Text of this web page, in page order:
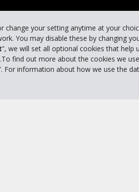
change your setting anytime at your
You may disable these by changing
”, we will set all optional cookies that help
find out more about the cookies we
For information about how we use the